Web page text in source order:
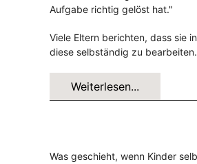
Aufgabe richtig gelöst hat."
Viele Eltern berichten, dass sie
diese selbständig zu
Weiterlesen...
Was geschieht, wenn Kinder